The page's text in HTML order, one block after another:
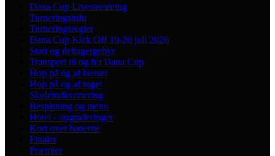
Dana Cup Livestreaming
Turneringsinfo
Turneringsregler
Dana Cup Kick Off 19-20 juli 2026
Start og deltagergebyr
Transport til og fra Dana Cup
Hop på og af busser
Hop på og af toget
Skoleindkvartering
Bespisning og menu
Hotel - opgraderinger
Kort over banerne
Finaler
Præmier